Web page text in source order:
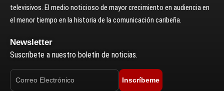
televisivos. El medio noticioso de mayor crecimiento en audiencia en
el menor tiempo en la historia de la comunicación caribeña.
Newsletter
Suscríbete a nuestro boletín de noticias.
Inscríbeme